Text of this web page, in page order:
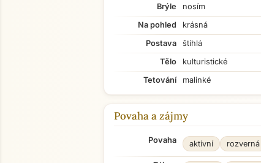
Brýle
nosím
Na pohled
krásná
Postava
štíhlá
Tělo
kulturistické
Tetování
malinké
Povaha a zájmy
Povaha aktivní rozverná